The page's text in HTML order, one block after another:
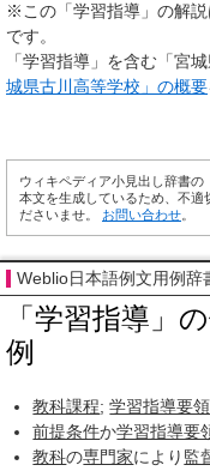
※この「学習指導」の解
です。
「学習指導」を含む「宮
城県古川高等学校」の概要
ウィキペディア小見出し辞書
本文を生成しているため、不適
ださいませ。 お問い合わせ
Weblio日本語例文用例辞
「学習指導」
例
教科課程;学習指導要領
前提条件か学習指導要
教科の専門家により 監